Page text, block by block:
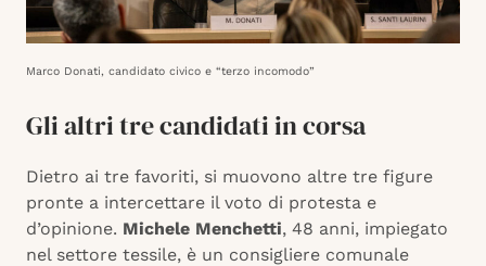
Marco Donati, candidato civico e “terzo incomodo”
Gli altri tre candidati in corsa
Dietro ai tre favoriti, si muovono altre tre figure
pronte a intercettare il voto di protesta e
d’opinione. Michele Menchetti, 48 anni, impiegato
nel settore tessile, è un consigliere comunale